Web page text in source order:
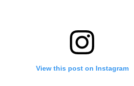
View this post on Instagram